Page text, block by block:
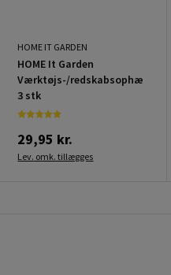
HOME IT GARDEN
HOME It Garden
Værktøjs-/redskabsophæng
3 stk
29,95 kr.
Lev. omk. tillægges